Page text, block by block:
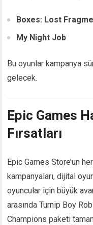
Boxes: Lost
My Night Job
Bu oyunlar kampanya
gelecek.
Epic Games
Fırsatları
Epic Games Store’un
kampanyaları, dijital
oyuncular için büyük
arasında Turnip Boy
Champions paketi